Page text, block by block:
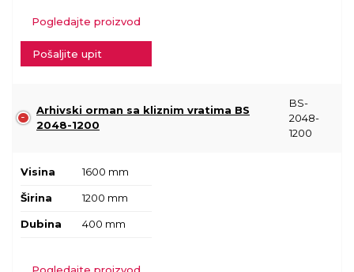
Pogledajte proizvod
Pošaljite upit
Arhivski orman sa kliznim vratima BS
2048-1200
BS-
2048-
1200
Visina 1600 mm
Širina 1200 mm
Dubina 400 mm